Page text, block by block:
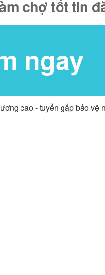
chợ tốt tin
ngay
cao - tuyển gấp bảo vệ